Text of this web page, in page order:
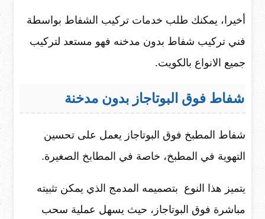
أخيرا، يمكنك طلب خدمات تركيب الشفاط بواسطة
فني تركيب شفاط بدون مدخنه فهو مستعد لتركيب
جميع الانواع بالكويت.
شفاط فوق البوتاجاز بدون مدخنة
شفاط المطبخ فوق البوتاجاز يعمل على تحسين
التهوية في المطبخ، خاصة في المطابخ الصغيرة.
يتميز هذا النوع بتصميمه المدمج الذي يمكن تثبيته
مباشرة فوق البوتاجاز، حيث يسهل عملية سحب